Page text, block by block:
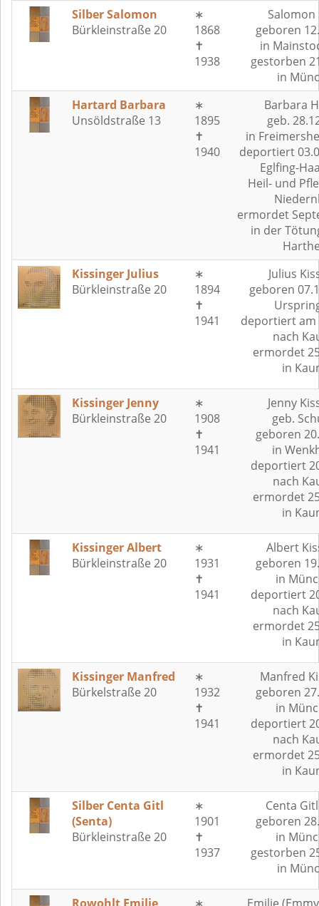
Silber Salomon
Bürkleinstraße 20
∗
1868
✝
1938
Salomon
geboren
in
gestorben
in
Hartard Barbara
Unsöldstraße 13
∗
1895
✝
1940
Barbara
geb.
in
deportiert
Eglfing-
Heil- und
ermordet
in der
Kissinger Julius
Bürkleinstraße 20
∗
1894
✝
1941
Julius
geboren
deportiert am
nach
ermordet
in
Kissinger Jenny
Bürkleinstraße 20
∗
1908
✝
1941
Jenny
geb.
geboren
in
deportiert
nach
ermordet
in
Kissinger Albert
Bürkleinstraße 20
∗
1931
✝
1941
Albert
geboren
in
deportiert
nach
ermordet
in
Kissinger Manfred
Bürkelstraße 20
∗
1932
✝
1941
Manfred
geboren
in
deportiert
nach
ermordet
in
Silber Centa Gitl
(Senta)
Bürkleinstraße 20
∗
1901
✝
1937
Centa
geboren
in
gestorben
in